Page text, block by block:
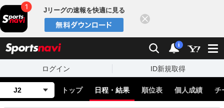
Jリーグの速報を快適に見る
検索 通知
i
ログイン ID新規取得
J2 トップ 日程・結果 順位表 個人成績 チ